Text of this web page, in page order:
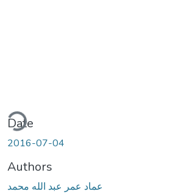
Date
2016-07-04
Authors
عماد عمر عبد الله محمد